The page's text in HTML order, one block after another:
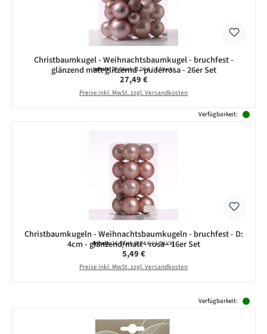
Christbaumkugel - Weihnachtsbaumkugel - bruchfest -
glänzend matt glitzernd - puderrosa - 26er Set
Inhalt:26 Stück(1,06 € / 1 Stück)
Regulärer Preis:
27,49 €
Preise inkl. MwSt. zzgl. Versandkosten
Verfügbarkeit:
Christbaumkugeln - Weihnachtsbaumkugeln - bruchfest - D:
4cm - glänzend/matt - rosa - 16er Set
Inhalt:16 Stück(0,34 € / 1 Stück)
Regulärer Preis:
5,49 €
Preise inkl. MwSt. zzgl. Versandkosten
Verfügbarkeit: